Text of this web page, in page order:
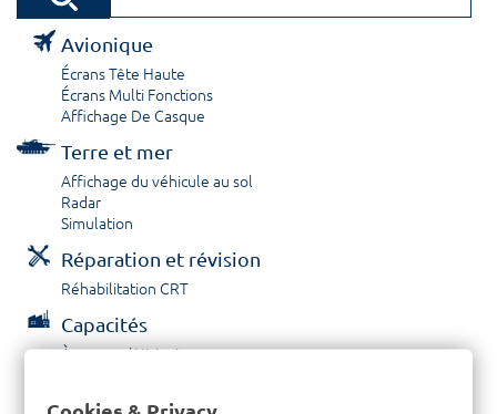
Avionique
Écrans Tête Haute
Écrans Multi Fonctions
Affichage De Casque
Terre et mer
Affichage du véhicule au sol
Radar
Simulation
Réparation et révision
Réhabilitation CRT
Capacités
À propos / Historique